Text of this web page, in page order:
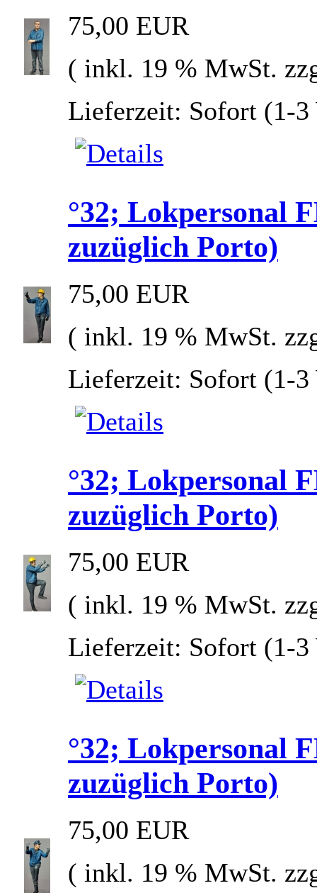
75,00 EUR
( inkl. 19 % MwSt.
Lieferzeit: Sofort (1-3
°32; Lokpersonal
zuzüglich Porto)
75,00 EUR
( inkl. 19 % MwSt.
Lieferzeit: Sofort (1-3
°32; Lokpersonal
zuzüglich Porto)
75,00 EUR
( inkl. 19 % MwSt.
Lieferzeit: Sofort (1-3
°32; Lokpersonal
zuzüglich Porto)
75,00 EUR
( inkl. 19 % MwSt.